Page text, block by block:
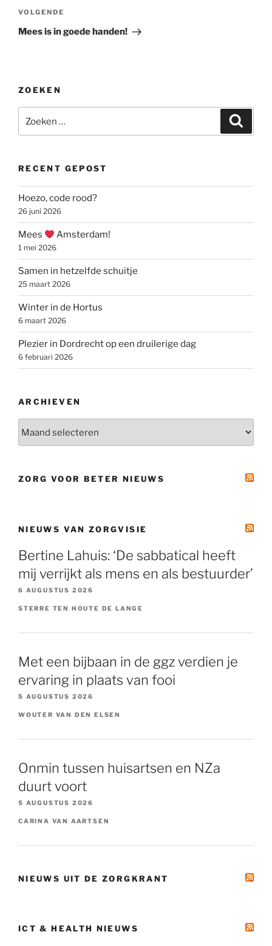
Volgend
bericht
VOLGENDE
Mees is in goede handen!
ZOEKEN
naar:
RECENT GEPOST
Hoezo, code rood?
26 juni 2026
Mees Amsterdam!
1 mei 2026
Samen in hetzelfde schuitje
25 maart 2026
Winter in de Hortus
6 maart 2026
Plezier in Dordrecht op een druilerige dag
6 februari 2026
ARCHIEVEN
ZORG VOOR BETER NIEUWS
NIEUWS VAN ZORGVISIE
Bertine Lahuis: ‘De sabbatical heeft
mij verrijkt als mens en als bestuurder’
6 AUGUSTUS 2026
STERRE TEN HOUTE DE LANGE
Met een bijbaan in de ggz verdien je
ervaring in plaats van fooi
5 AUGUSTUS 2026
WOUTER VAN DEN ELSEN
Onmin tussen huisartsen en NZa
duurt voort
5 AUGUSTUS 2026
CARINA VAN AARTSEN
NIEUWS UIT DE ZORGKRANT
ICT & HEALTH NIEUWS